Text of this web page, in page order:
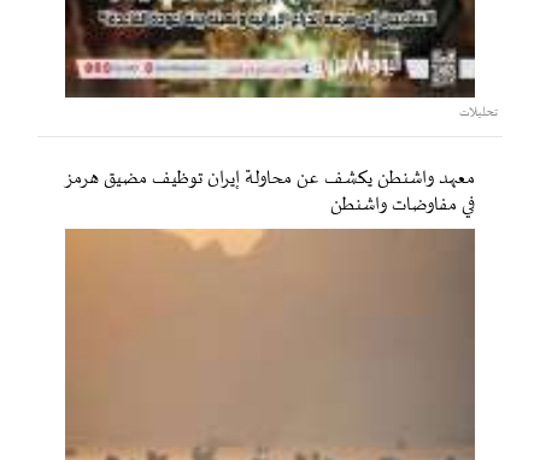
تحليلات
معهد واشنطن يكشف عن محاولة إيران توظيف مضيق هرمز
في مفاوضات واشنطن